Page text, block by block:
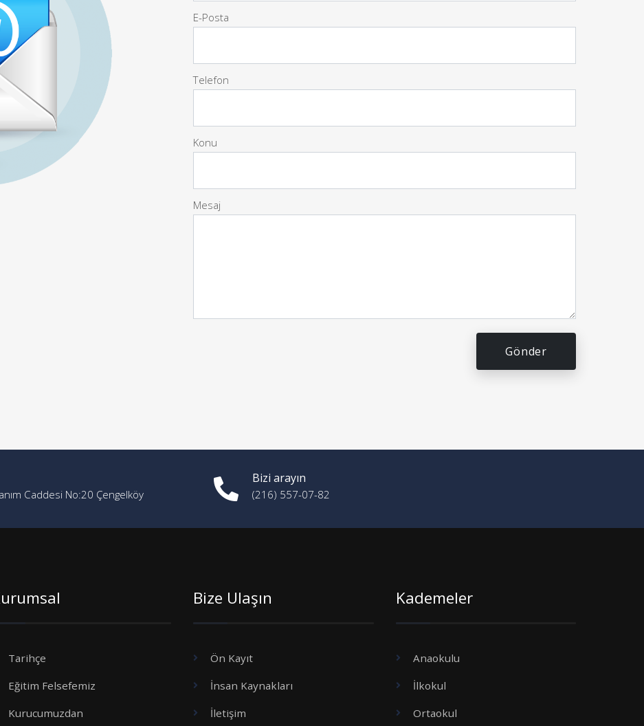
E-Posta
Telefon
Konu
Mesaj
Caddesi No:20 Çengelköy
Bizi arayın
(216) 557-07-82
Tarihçe
Eğitim Felsefemiz
Kurucumuzdan
Bize Ulaşın
Ön Kayıt
İnsan Kaynakları
İletişim
Kademeler
Anaokulu
İlkokul
Ortaokul